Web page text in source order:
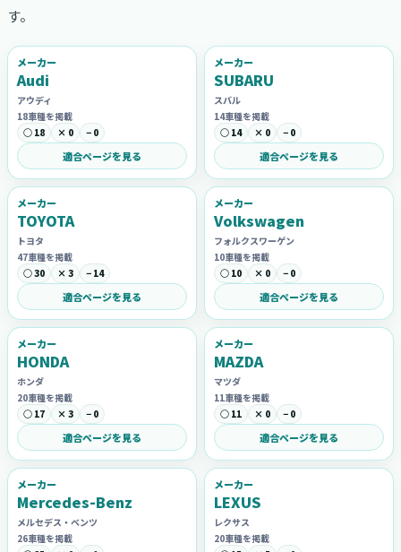
す。
メーカー
Audi
アウディ
18車種を掲載
○ 18
× 0 − 0
適合ページを見る
メーカー
SUBARU
スバル
14車種を掲載
○ 14
× 0 − 0
適合ページを見る
メーカー
TOYOTA
トヨタ
47車種を掲載
○ 30
× 3 − 14
適合ページを見る
メーカー
Volkswagen
フォルクスワーゲン
10車種を掲載
○ 10
× 0 − 0
適合ページを見る
メーカー
HONDA
ホンダ
20車種を掲載
○ 17
× 3 − 0
適合ページを見る
メーカー
MAZDA
マツダ
11車種を掲載
○ 11
× 0 − 0
適合ページを見る
メーカー
Mercedes-Benz
メルセデス・ベンツ
26車種を掲載
メーカー
LEXUS
レクサス
20車種を掲載